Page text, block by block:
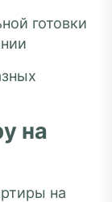
готовки
на
на